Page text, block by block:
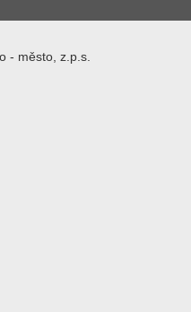
- město, z.p.s.